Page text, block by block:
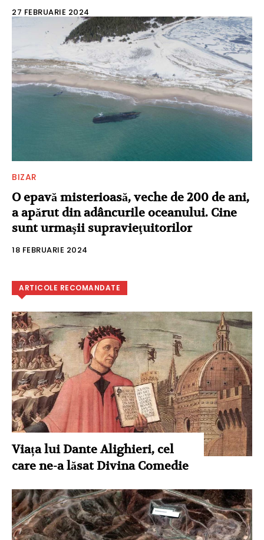
27 FEBRUARIE 2024
BIZAR
O epavă misterioasă, veche de 200 de ani,
a apărut din adâncurile oceanului. Cine
sunt urmaşii supravieţuitorilor
18 FEBRUARIE 2024
ARTICOLE RECOMANDATE
Viața lui Dante Alighieri, cel
care ne-a lăsat Divina Comedie